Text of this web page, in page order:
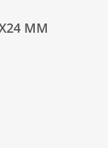
MM